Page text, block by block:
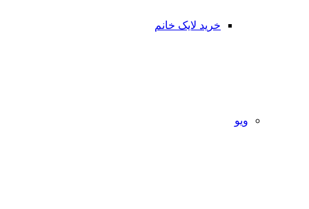
خرید لایک خانم
ویو